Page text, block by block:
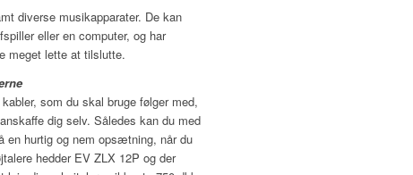
diverse musikapparater. De kan
eller en computer, og har
meget lette at tilslutte.
som du skal bruge følger med,
dig selv. Således kan du med
en hurtig og nem opsætning, når du
hedder EV ZLX 12P og der